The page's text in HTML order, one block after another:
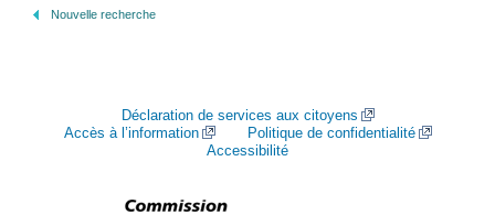
Nouvelle recherche
Déclaration de services aux citoyens
Accès à l’information
Politique de confidentialité
Accessibilité